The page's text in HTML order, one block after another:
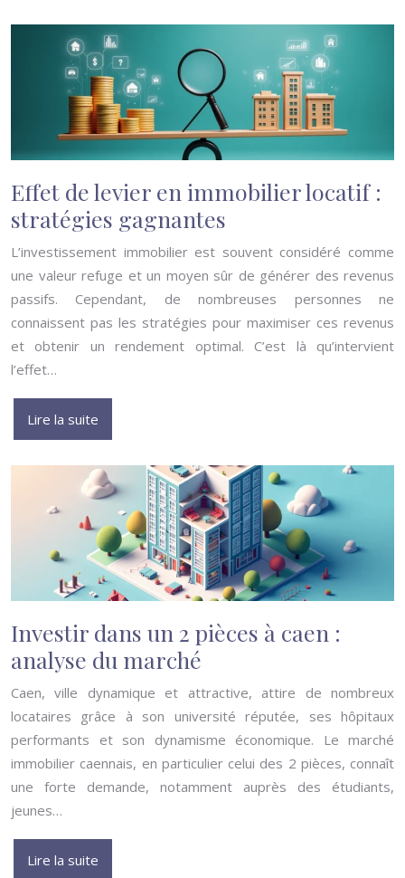
Effet de levier en immobilier locatif :
stratégies gagnantes
L’investissement immobilier est souvent considéré comme
une valeur refuge et un moyen sûr de générer des revenus
passifs. Cependant, de nombreuses personnes ne
connaissent pas les stratégies pour maximiser ces revenus
et obtenir un rendement optimal. C’est là qu’intervient
l’effet…
Lire la suite
Investir dans un 2 pièces à caen :
analyse du marché
Caen, ville dynamique et attractive, attire de nombreux
locataires grâce à son université réputée, ses hôpitaux
performants et son dynamisme économique. Le marché
immobilier caennais, en particulier celui des 2 pièces, connaît
une forte demande, notamment auprès des étudiants,
jeunes…
Lire la suite